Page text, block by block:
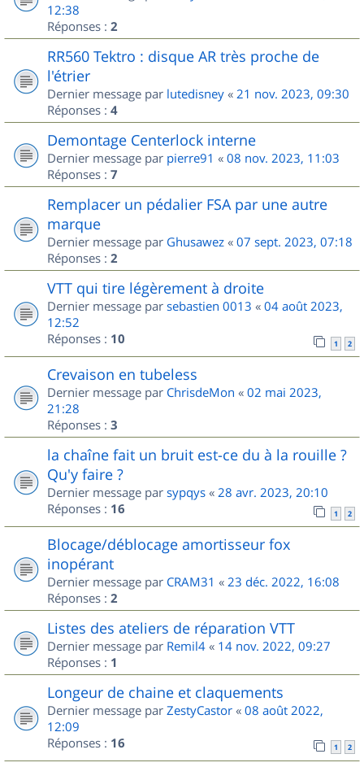
12:38
Réponses : 2
RR560 Tektro : disque AR très proche de
l'étrier
Dernier message par lutedisney « 21 nov. 2023, 09:30
Réponses : 4
Demontage Centerlock interne
Dernier message par pierre91 « 08 nov. 2023, 11:03
Réponses : 7
Remplacer un pédalier FSA par une autre
marque
Dernier message par Ghusawez « 07 sept. 2023, 07:18
Réponses : 2
VTT qui tire légèrement à droite
Dernier message par sebastien 0013 « 04 août 2023,
12:52
Réponses : 10 1 2
Crevaison en tubeless
Dernier message par ChrisdeMon « 02 mai 2023,
21:28
Réponses : 3
la chaîne fait un bruit est-ce du à la rouille ?
Qu'y faire ?
Dernier message par sypqys « 28 avr. 2023, 20:10
Réponses : 16 1 2
Blocage/déblocage amortisseur fox
inopérant
Dernier message par CRAM31 « 23 déc. 2022, 16:08
Réponses : 2
Listes des ateliers de réparation VTT
Dernier message par Remil4 « 14 nov. 2022, 09:27
Réponses : 1
Longeur de chaine et claquements
Dernier message par ZestyCastor « 08 août 2022,
12:09
Réponses : 16 1 2